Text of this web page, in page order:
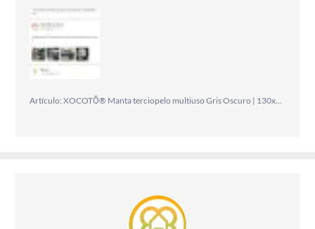
punto de recogida en muy buenas condiciones no
estaba roto que sí no ningun transportista me lo havian
recogido por la politica suya de envoltorio de los
paquetes y aun asi se niegan de devolver mi dinero! Me
pidieron fotos cuando el pachete ya estaba en la
les envie una foto en el momento de la devolución por
que no protegen al comprador frente a los abusos de
transportistas o el vendedor! No recomiendo a nadie